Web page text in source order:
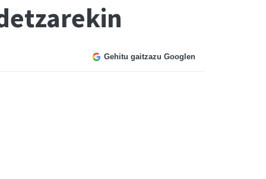
Gehitu gaitzazu Googlen